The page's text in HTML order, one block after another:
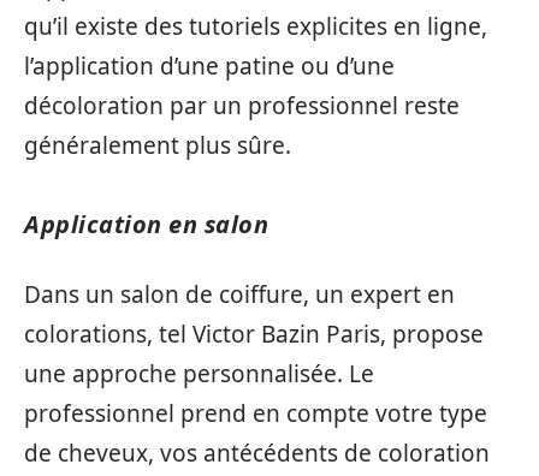
qu’il existe des tutoriels explicites en ligne,
l’application d’une patine ou d’une
décoloration par un professionnel reste
généralement plus sûre.
Application en salon
Dans un salon de coiffure, un expert en
colorations, tel Victor Bazin Paris, propose
une approche personnalisée. Le
professionnel prend en compte votre type
de cheveux, vos antécédents de coloration